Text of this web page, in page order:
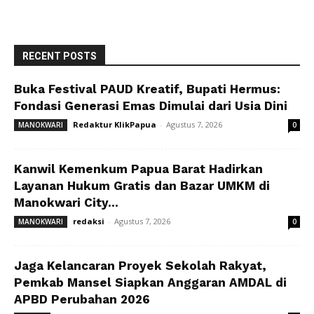
RECENT POSTS
Buka Festival PAUD Kreatif, Bupati Hermus:
Fondasi Generasi Emas Dimulai dari Usia Dini
MANOKWARI Redaktur KlikPapua - Agustus 7, 2026 0
Kanwil Kemenkum Papua Barat Hadirkan
Layanan Hukum Gratis dan Bazar UMKM di
Manokwari City...
MANOKWARI redaksi - Agustus 7, 2026 0
Jaga Kelancaran Proyek Sekolah Rakyat,
Pemkab Mansel Siapkan Anggaran AMDAL di
APBD Perubahan 2026